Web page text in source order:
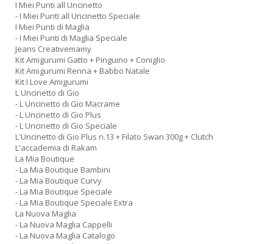
I Miei Punti all Uncinetto
- I Miei Punti all Uncinetto Speciale
I Miei Punti di Maglia
- I Miei Punti di Maglia Speciale
Jeans Creativemamy
Kit Amigurumi Gatto + Pinguino + Coniglio
Kit Amigurumi Renna + Babbo Natale
Kit I Love Amigurumi
L Uncinetto di Gio
- L Uncinetto di Gio Macrame
- L Uncinetto di Gio Plus
- L Uncinetto di Gio Speciale
L'Uncinetto di Gio Plus n.13 + Filato Swan 300g + Clutch
L'accademia di Rakam
La Mia Boutique
- La Mia Boutique Bambini
- La Mia Boutique Curvy
- La Mia Boutique Speciale
- La Mia Boutique Speciale Extra
La Nuova Maglia
- La Nuova Maglia Cappelli
- La Nuova Maglia Catalogo